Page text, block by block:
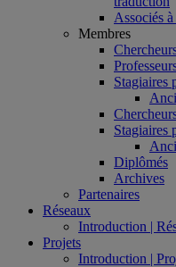
Associés
Membres
Stagiaires
Stagiaires
Diplômés
Archives
Partenaires
Réseaux
Introduction |
Projets
Introduction |